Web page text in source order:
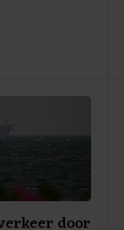
door